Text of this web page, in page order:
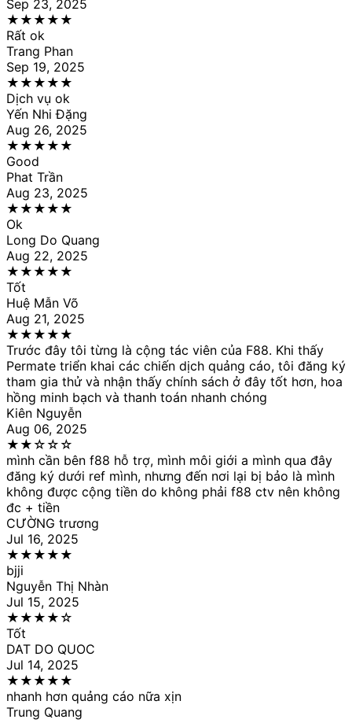
Sep 23, 2025
★ ★ ★ ★ ★
Rất ok
Trang Phan
Sep 19, 2025
★ ★ ★ ★ ★
Dịch vụ ok
Yến Nhi Đặng
Aug 26, 2025
★ ★ ★ ★ ★
Good
Phat Trần
Aug 23, 2025
★ ★ ★ ★ ★
Ok
Long Do Quang
Aug 22, 2025
★ ★ ★ ★ ★
Tốt
Huệ Mẫn Võ
Aug 21, 2025
★ ★ ★ ★ ★
Trước đây tôi từng là cộng tác viên của F88. Khi thấy
Permate triển khai các chiến dịch quảng cáo, tôi đăng ký
tham gia thử và nhận thấy chính sách ở đây tốt hơn, hoa
hồng minh bạch và thanh toán nhanh chóng
Kiên Nguyễn
Aug 06, 2025
★ ★ ☆ ☆ ☆
mình cần bên f88 hỗ trợ, mình môi giới a mình qua đây
đăng ký dưới ref mình, nhưng đến nơi lại bị bảo là mình
không được cộng tiền do không phải f88 ctv nên không
đc + tiền
CƯỜNG trương
Jul 16, 2025
★ ★ ★ ★ ★
bjji
Nguyễn Thị Nhàn
Jul 15, 2025
★ ★ ★ ★ ☆
Tốt
DAT DO QUOC
Jul 14, 2025
★ ★ ★ ★ ★
nhanh hơn quảng cáo nữa xịn
Trung Quang